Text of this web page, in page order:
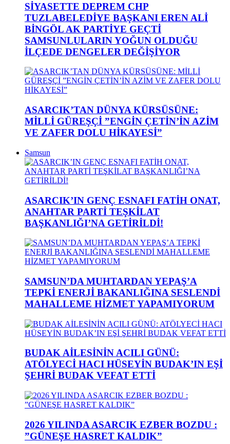
SİYASETTE DEPREM CHP
TUZLABELEDİYE BAŞKANI EREN ALİ
BİNGÖL AK PARTİYE GEÇTİ
SAMSUNLULARIN YOĞUN OLDUĞU
İLÇEDE DENGELER DEĞİŞİYOR
ASARCIK’TAN DÜNYA KÜRSÜSÜNE:
MİLLİ GÜREŞÇİ ”ENGİN ÇETİN’İN AZİM
VE ZAFER DOLU HİKAYESİ”
Samsun
ASARCIK’IN GENÇ ESNAFI FATİH ONAT,
ANAHTAR PARTİ TEŞKİLAT
BAŞKANLIĞI’NA GETİRİLDİ!
SAMSUN’DA MUHTARDAN YEPAŞ’A
TEPKİ ENERJİ BAKANLIĞINA SESLENDİ
MAHALLEME HİZMET YAPAMIYORUM
BUDAK AİLESİNİN ACILI GÜNÜ:
ATÖLYECİ HACI HÜSEYİN BUDAK’IN EŞİ
ŞEHRİ BUDAK VEFAT ETTİ
2026 YILINDA ASARCIK EZBER BOZDU :
”GÜNEŞE HASRET KALDIK”